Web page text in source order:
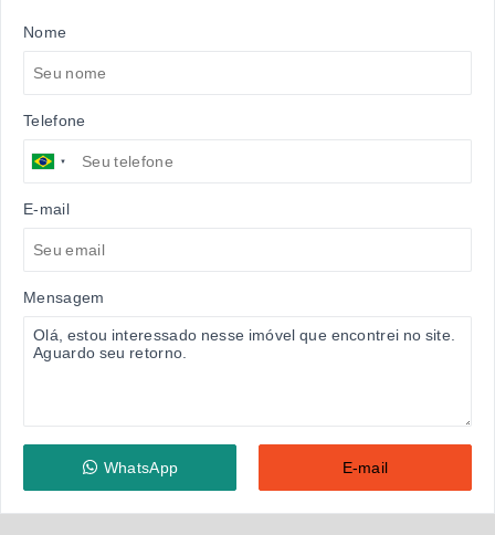
Nome
Telefone
E-mail
Mensagem
WhatsApp E-mail